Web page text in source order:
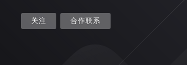
关注 合作联系